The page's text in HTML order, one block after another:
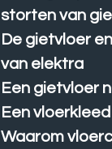
storten van
De gietvloer
van elektra
Een gietvloer
Een
Waarom